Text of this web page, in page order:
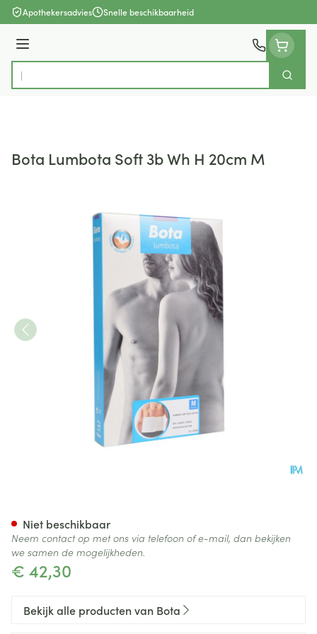
Ga naar de inhoud
Apothekersadvies Snelle beschikbaarheid
Menu
Product, merk, categorie...
Zoek
Bota Lumbota Soft 3b Wh H 20cm M
€ 42,30
Niet beschikbaar
Neem contact op met ons via telefoon of e-mail, dan bekijken
we samen de mogelijkheden.
Bekijk alle producten van Bota